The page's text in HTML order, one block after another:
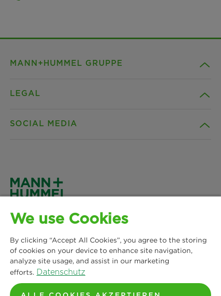
MANN+HUMMEL GRUPPE
News & Presse
Standorte
LEGAL
Datenschutz
Impressum
Rechtlicher Hinweis
AGB
SOCIAL MEDIA
Instagram
LinkedIn
YouTube
MANN+HUMMEL Life Sciences & Environment
Germany GmbH
Lise-Meitner-Allee 2
44801 Bochum
Tel: 0234 622004 00
Standorte Europa
We use Cookies
By clicking “Accept All Cookies”, you agree to the storing
of cookies on your device to enhance site navigation,
analyze site usage, and assist in our marketing
efforts. Datenschutz